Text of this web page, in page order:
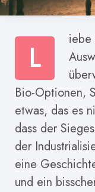
L
iebe
Bio-Optionen,
etwas, das es
dass der
der
eine
und ein